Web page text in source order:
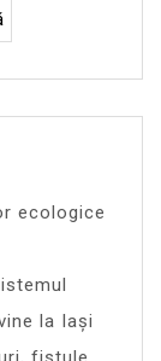
ecologice
la Iași